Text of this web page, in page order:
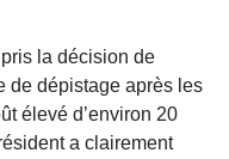
la décision de
de dépistage après les
élevé d’environ 20
a clairement